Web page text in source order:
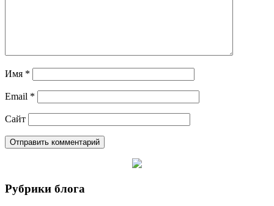
Имя *
Email *
Сайт
Рубрики блога